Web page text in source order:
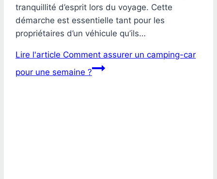
tranquillité d’esprit lors du voyage. Cette
démarche est essentielle tant pour les
propriétaires d’un véhicule qu’ils…
Lire l'article Comment assurer un camping-car
pour une semaine ?